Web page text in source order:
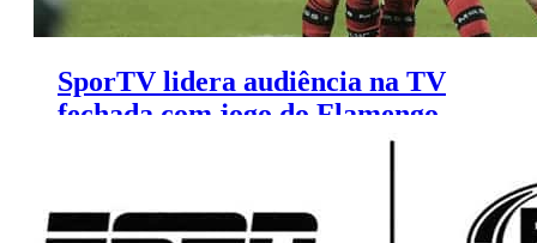
SporTV lidera audiência na TV
fechada com jogo do Flamengo